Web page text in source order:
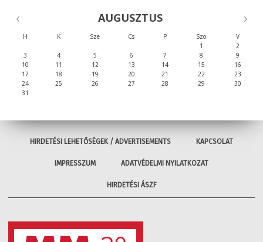
AUGUSZTUS
H K Sze Cs P Szo
V
1
2
3
4 5 6 7 8
9
10
11 12 13 14 15
16
17
18 19 20 21 22
23
24
25 26 27 28 29
30
31
HIRDETÉSI LEHETŐSÉGEK / ADVERTISEMENTS KAPCSOLAT
IMPRESSZUM ADATVÉDELMI NYILATKOZAT
HIRDETÉSI ÁSZF